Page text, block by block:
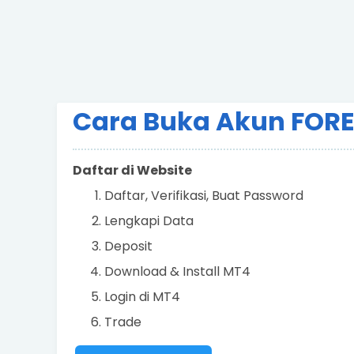
Cara Buka Akun
Daftar di Website
Daftar, Verifikasi, Buat Password
Lengkapi Data
Deposit
Download & Install MT4
Login di MT4
Trade